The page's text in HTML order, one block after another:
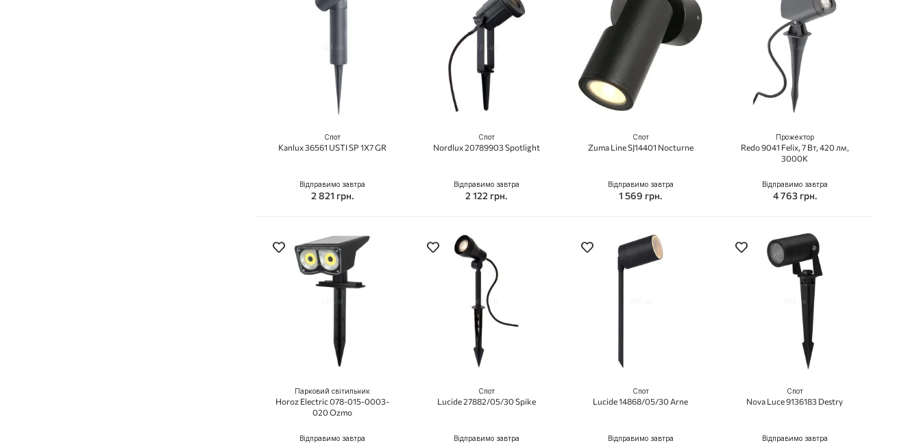
Спот
Kanlux 36561 USTI SP 1X7 GR
Відправимо завтра
2 821 грн.
Спот
Nordlux 20789903 Spotlight
Відправимо завтра
2 122 грн.
Спот
Zuma Line SJ14401 Nocturne
Відправимо завтра
1 569 грн.
Прожектор
Redo 9041 Felix, 7 Вт, 420 лм,
3000K
Відправимо завтра
4 763 грн.
Парковий світильник
Horoz Electric 078-015-0003-
020 Ozmo
Відправимо завтра
Спот
Lucide 27882/05/30 Spike
Відправимо завтра
Спот
Lucide 14868/05/30 Arne
Відправимо завтра
Спот
Nova Luce 9136183 Destry
Відправимо завтра